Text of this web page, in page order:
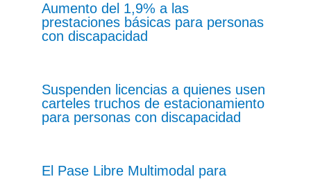
Aumento del 1,9% a las
prestaciones básicas para personas
con discapacidad
Suspenden licencias a quienes usen
carteles truchos de estacionamiento
para personas con discapacidad
El Pase Libre Multimodal para